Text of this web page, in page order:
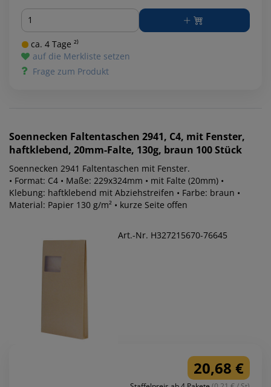
Menge
ca. 4 Tage ²⁾
auf die Merkliste setzen
Frage zum Produkt
Soennecken Faltentaschen 2941, C4, mit Fenster,
haftklebend, 20mm-Falte, 130g, braun 100 Stück
Soennecken 2941 Faltentaschen mit Fenster.
• Format: C4 • Maße: 229x324mm • mit Falte (20mm) •
Klebung: haftklebend mit Abziehstreifen • Farbe: braun •
Material: Papier 130 g/m² • kurze Seite offen
Art.-Nr. H327215670-76645
20,68 €